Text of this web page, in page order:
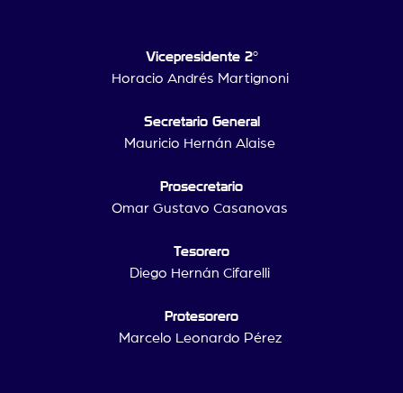
Vicepresidente 2°
Horacio Andrés Martignoni
Secretario General
Mauricio Hernán Alaise
Prosecretario
Omar Gustavo Casanovas
Tesorero
Diego Hernán Cifarelli
Protesorero
Marcelo Leonardo Pérez